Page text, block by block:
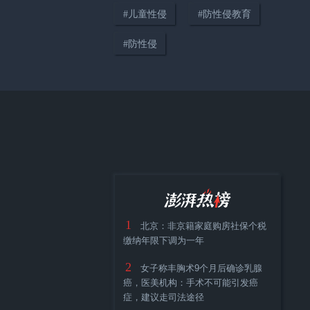
#儿童性侵 #防性侵教育
#防性侵
1
北京：非京籍家庭购房社保个税
缴纳年限下调为一年
2
女子称丰胸术9个月后确诊乳腺
癌，医美机构：手术不可能引发癌
症，建议走司法途径